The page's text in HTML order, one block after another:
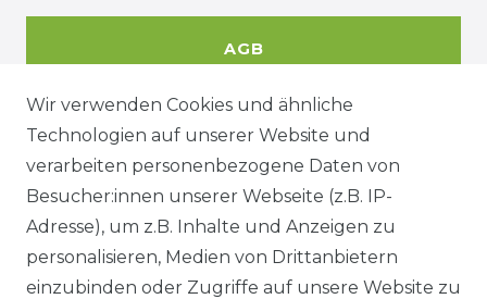
AGB
DATENSCHUTZERKÄRUNG
WIDERRUFSRECHT
Wir verwenden Cookies und ähnliche
Technologien auf unserer Website und
verarbeiten personenbezogene Daten von
Besucher:innen unserer Webseite (z.B. IP-
Adresse), um z.B. Inhalte und Anzeigen zu
personalisieren, Medien von Drittanbietern
einzubinden oder Zugriffe auf unsere Website zu